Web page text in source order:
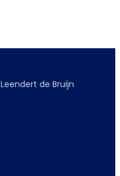
Leendert de Bruijn